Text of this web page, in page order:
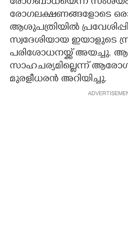
ZOOM
CONTACT US
രോഗലക്ഷണങ്ങളോടെ
ആശുപത്രിയിൽ
സ്വദേശിയായ ഇയാളുടെ
പരിശോധനയ്ക്ക് അയച്ചു.
സാഹചര്യമില്ലെന്ന്
മുരളീധരൻ അറിയിച്ചു.